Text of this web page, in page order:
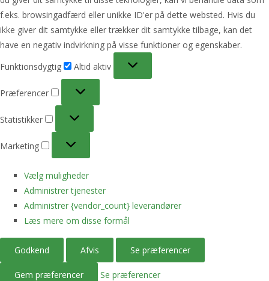
f.eks. browsingadfærd eller unikke ID'er på dette websted. Hvis du
ikke giver dit samtykke eller trækker dit samtykke tilbage, kan det
have en negativ indvirkning på visse funktioner og egenskaber.
Funktionsdygtig
Altid aktiv
Præferencer
Statistikker
Marketing
Vælg muligheder
Administrer tjenester
Administrer {vendor_count} leverandører
Læs mere om disse formål
Godkend Afvis Se præferencer
Gem præferencer Se præferencer